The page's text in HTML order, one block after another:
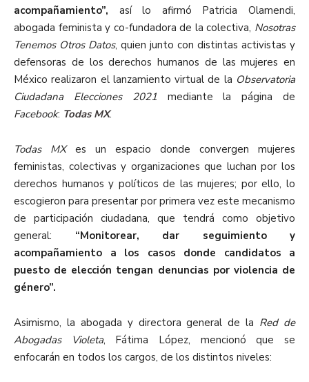
acompañamiento”, así lo afirmó Patricia Olamendi,
abogada feminista y co-fundadora de la colectiva, Nosotras
Tenemos Otros Datos, quien junto con distintas activistas y
defensoras de los derechos humanos de las mujeres en
México realizaron el lanzamiento virtual de la Observatoria
Ciudadana Elecciones 2021
mediante la página de
Facebook: Todas MX.
Todas MXes un espacio donde convergen mujeres
feministas, colectivas y organizaciones que luchan por los
derechos humanos y políticos de las mujeres; por ello, lo
escogieron para presentar por primera vez este mecanismo
de participación ciudadana, que tendrá como objetivo
general: “Monitorear, dar seguimiento y
acompañamiento a los casos donde candidatos a
puesto de elección tengan denuncias por violencia de
género”.
Asimismo, la abogada y directora general de la Red de
Abogadas Violeta, Fátima López, mencionó que se
enfocarán en todos los cargos, de los distintos niveles: